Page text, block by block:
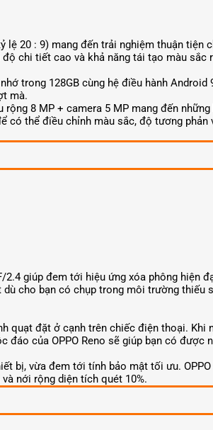
20 : 9) mang đến trải nghiệm thuận tiện
chi tiết cao và khả năng tái tạo màu sắc
trong 128GB cùng hệ điều hành Android
mà.
8 MP + camera 5 MP mang đến
có thể điều chỉnh màu sắc, độ tương
giúp đem tới hiệu ứng xóa phông hiện
cho bạn có chụp trong môi trường thiếu
quạt đặt ở cạnh trên chiếc điện thoại. Khi
đáo của OPPO Reno sẽ giúp bạn có được
bị, vừa đem tới tính bảo mật tối ưu.
nới rộng diện tích quét 10%.